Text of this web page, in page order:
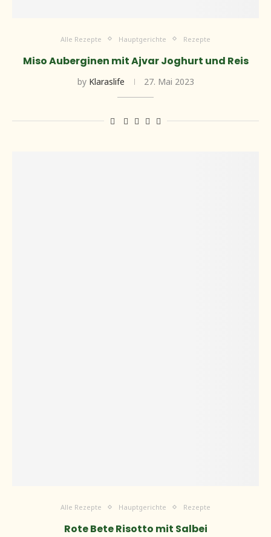
Alle Rezepte Hauptgerichte Rezepte
Miso Auberginen mit Ajvar Joghurt und Reis
by Klaraslife 27. Mai 2023
Alle Rezepte Hauptgerichte Rezepte
Rote Bete Risotto mit Salbei